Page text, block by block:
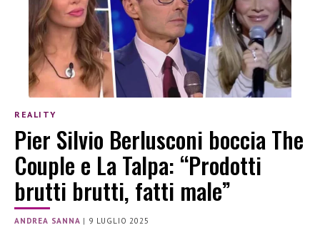
REALITY
Pier Silvio Berlusconi boccia The
Couple e La Talpa: “Prodotti
brutti brutti, fatti male”
ANDREA SANNA | 9 LUGLIO 2025